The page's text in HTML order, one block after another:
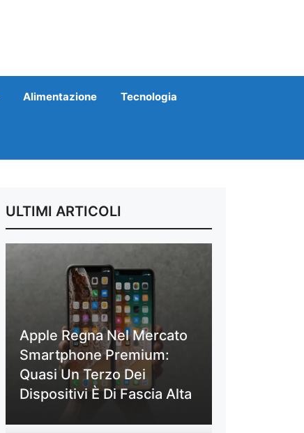
Alimentazione Tecnologia
ULTIMI ARTICOLI
Apple Regna Nel Mercato
Smartphone Premium:
Quasi Un Terzo Dei
Dispositivi È Di Fascia Alta